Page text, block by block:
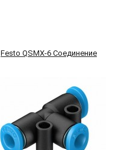
Festo QSMX-6 Соединение